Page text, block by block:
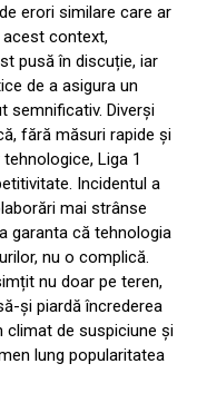
erori similare care ar
context,
pusă în discuție, iar
de a asigura un
semnificativ. Diverși
fără măsuri rapide și
Liga 1
Incidentul a
mai strânse
garanta că tehnologia
nu o complică.
nu doar pe teren,
și piardă încrederea
climat de suspiciune și
lung popularitatea